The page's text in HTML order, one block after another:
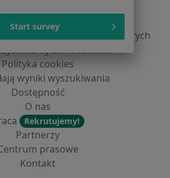
profesjonalistów
dla profesjonalistów, których
samodzielnie
Polityka cookies
wyniki wyszukiwania
Dostępność
O nas
Rekrutujemy!
Partnerzy
prasowe
Kontakt
Start survey